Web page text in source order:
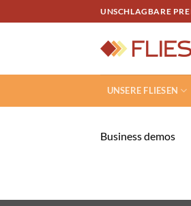
Inhalt
UNSCHLAGBARE
UNSERE FLIESEN
Business demos